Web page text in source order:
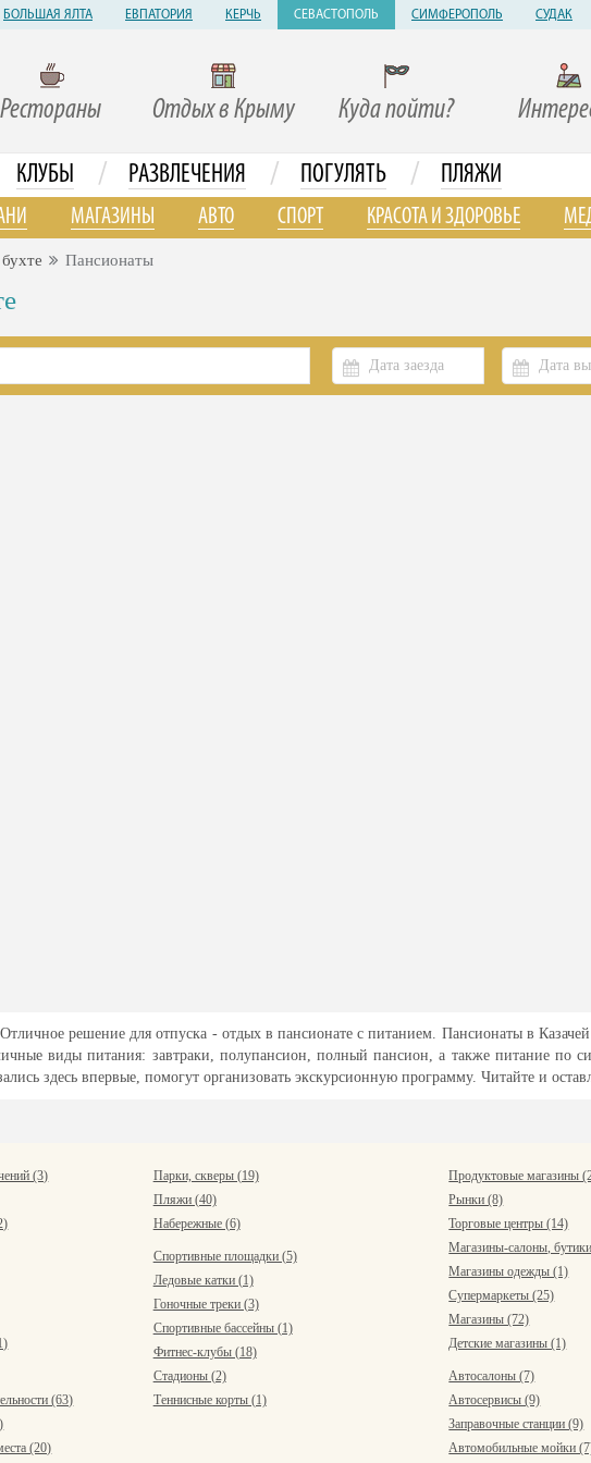
БОЛЬШАЯ ЯЛТА ЕВПАТОРИЯ КЕРЧЬ СЕВАСТОПОЛЬ СИМФЕРОПОЛЬ СУДАК
Рестораны Отдых в Крыму Куда пойти?
КЛУБЫ / РАЗВЛЕЧЕНИЯ / ПОГУЛЯТЬ / ПЛЯЖИ
МАГАЗИНЫ АВТО СПОРТ КРАСОТА И ЗДОРОВЬЕ
Пансионаты
Отличное решение для отпуска - отдых в пансионате с питанием. Пансионаты в
виды питания: завтраки, полупансион, полный пансион, а также питание по
здесь впервые, помогут организовать экскурсионную программу. Читайте и
(3)
(63)
(20)
Парки, скверы (19)
Пляжи (40)
Набережные (6)
Спортивные площадки (5)
Ледовые катки (1)
Гоночные треки (3)
Спортивные бассейны (1)
Фитнес-клубы (18)
Стадионы (2)
Теннисные корты (1)
Продуктовые магазины
Рынки (8)
Торговые центры (14)
Магазины-салоны,
Магазины одежды (1)
Супермаркеты (25)
Магазины (72)
Детские магазины (1)
Автосалоны (7)
Автосервисы (9)
Заправочные станции (9)
Автомобильные мойки